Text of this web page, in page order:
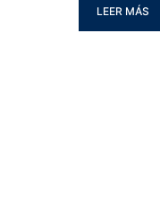
LEER MÁS